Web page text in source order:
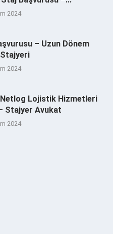
2024
– Uzun Dönem
Stajyeri
2024
Lojistik Hizmetleri
Stajyer Avukat
2024